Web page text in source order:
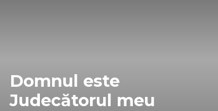
Domnul este
Judecătorul meu